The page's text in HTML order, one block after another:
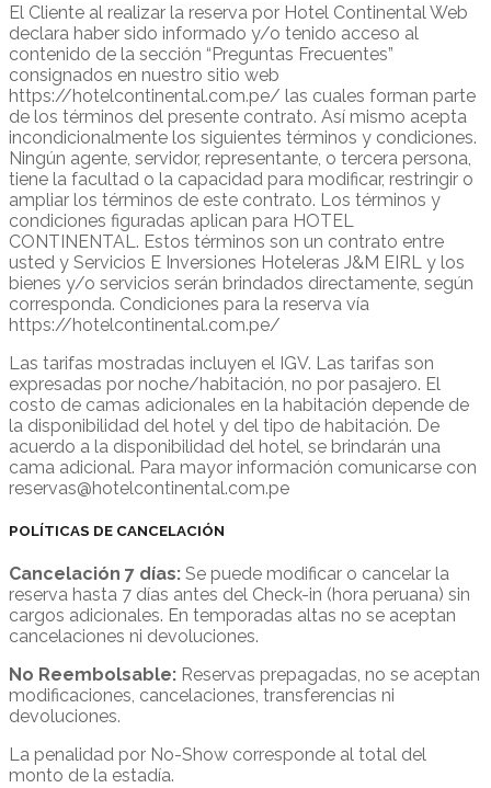
El Cliente al realizar la reserva por Hotel Continental Web
declara haber sido informado y/o tenido acceso al
contenido de la sección “Preguntas Frecuentes”
consignados en nuestro sitio web
https://hotelcontinental.com.pe/ las cuales forman parte
de los términos del presente contrato. Así mismo acepta
incondicionalmente los siguientes términos y condiciones.
Ningún agente, servidor, representante, o tercera persona,
tiene la facultad o la capacidad para modificar, restringir o
ampliar los términos de este contrato. Los términos y
condiciones figuradas aplican para HOTEL
CONTINENTAL. Estos términos son un contrato entre
usted y Servicios E Inversiones Hoteleras J&M EIRL y los
bienes y/o servicios serán brindados directamente, según
corresponda. Condiciones para la reserva vía
https://hotelcontinental.com.pe/
Las tarifas mostradas incluyen el IGV. Las tarifas son
expresadas por noche/habitación, no por pasajero. El
costo de camas adicionales en la habitación depende de
la disponibilidad del hotel y del tipo de habitación. De
acuerdo a la disponibilidad del hotel, se brindarán una
cama adicional. Para mayor información comunicarse con
reservas@hotelcontinental.com.pe
POLÍTICAS DE CANCELACIÓN
Cancelación 7 días: Se puede modificar o cancelar la
reserva hasta 7 días antes del Check-in (hora peruana) sin
cargos adicionales. En temporadas altas no se aceptan
cancelaciones ni devoluciones.
No Reembolsable: Reservas prepagadas, no se aceptan
modificaciones, cancelaciones, transferencias ni
devoluciones.
La penalidad por No-Show corresponde al total del
monto de la estadía.